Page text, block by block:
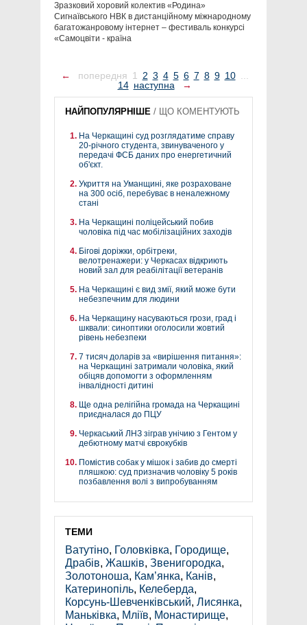
Зразковий хоровий колектив «Родина»
Сигнаївського НВК в дистанційному міжнародному
багатожанровому інтернет – фестиваль конкурсі
«Самоцвіти - країна
← попередня 1 2 3 4 5 6 7 8 9 10 ...
14 наступна →
НАЙПОПУЛЯРНІШЕ / ЩО КОМЕНТУЮТЬ
На Черкащині суд розглядатиме справу
20-річного студента, звинуваченого у
передачі ФСБ даних про енергетичний
об'єкт.
Укриття на Уманщині, яке розраховане
на 300 осіб, перебуває в неналежному
стані
На Черкащині поліцейський побив
чоловіка під час мобілізаційних заходів
Бігові доріжки, орбітреки,
велотренажери: у Черкасах відкриють
новий зал для реабілітації ветеранів
На Черкащині є вид змії, який може бути
небезпечним для людини
На Черкащину насуваються грози, град і
шквали: синоптики оголосили жовтий
рівень небезпеки
7 тисяч доларів за «вирішення питання»:
на Черкащині затримали чоловіка, який
обіцяв допомогти з оформленням
інвалідності дитині
Ще одна релігійна громада на Черкащині
приєдналася до ПЦУ
Черкаський ЛНЗ зіграв унічию з Гентом у
дебютному матчі єврокубків
Помістив собак у мішок і забив до смерті
пляшкою: суд призначив чоловіку 5 років
позбавлення волі з випробуванням
ТЕМИ
Ватутіно, Головківка, Городище,
Драбів, Жашків, Звенигородка,
Золотоноша, Кам’янка, Канів,
Катеринопіль, Келеберда,
Корсунь-Шевченківський, Лисянка,
Маньківка, Мліїв, Монастирище,